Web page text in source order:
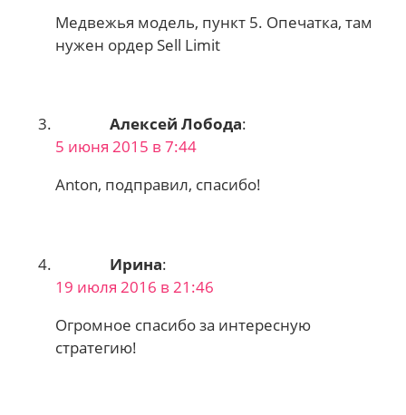
Медвежья модель, пункт 5. Опечатка, там
нужен ордер Sell Limit
Алексей Лобода:
5 июня 2015 в 7:44
Anton, подправил, спасибо!
Ирина:
19 июля 2016 в 21:46
Огромное спасибо за интересную
стратегию!